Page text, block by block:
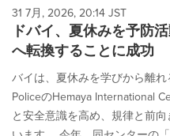
each
option
is
selected.
31 7月, 2026, 20:14 JST
ドバイ、夏休みを予防
へ転換することに成功
バイは、夏休みを学びから離
PoliceのHemaya International
と安全意識を高め、規律と前